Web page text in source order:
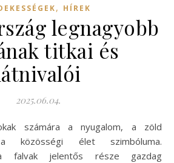
, HÍREK
legnagyobb
titkai és
2025.06.04.
élet szimbóluma.
a falvak jelentős része gazdag